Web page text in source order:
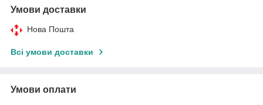
Умови доставки
Нова Пошта
Всі умови доставки
Умови оплати